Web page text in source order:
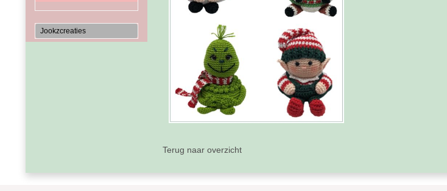
Jookzcreaties
Terug naar overzicht